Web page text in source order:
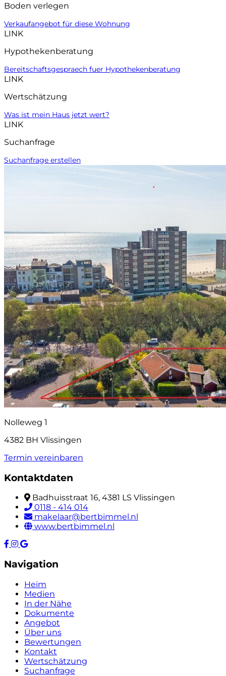
Boden verlegen
Verkaufangebot für diese Wohnung
LINK
Hypothekenberatung
Bereitschaftsgespraech fuer Hypothekenberatung
LINK
Wertschätzung
Was ist mein Haus jetzt wert?
LINK
Suchanfrage
Suchanfrage erstellen
Nolleweg 1
4382 BH Vlissingen
Termin vereinbaren
Kontaktdaten
Badhuisstraat 16, 4381 LS Vlissingen
0118 - 414 014
makelaar@bertbimmel.nl
www.bertbimmel.nl
Navigation
Heim
Medien
In der Nähe
Dokumente
Angebot
Über uns
Bewertungen
Kontakt
Wertschätzung
Suchanfrage